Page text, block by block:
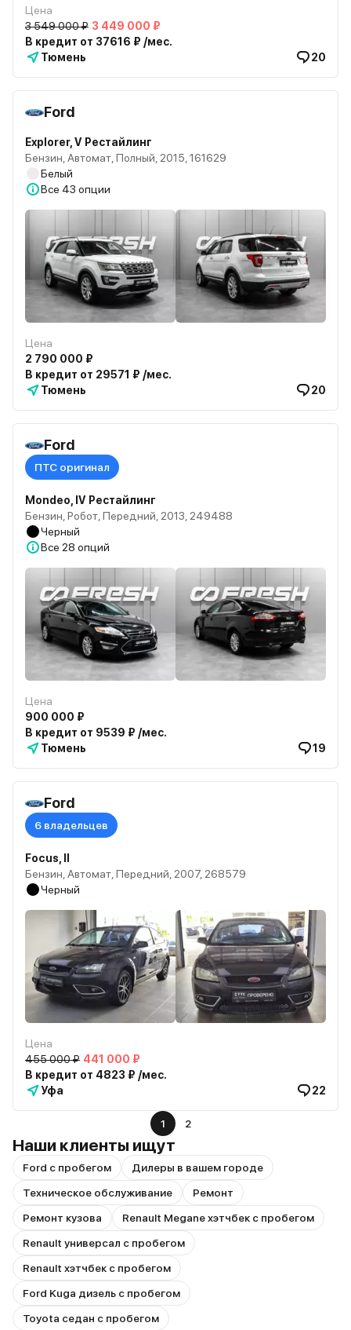
Цена
3 549 000 ₽ 3 449 000 ₽
В кредит от 37616 ₽ /мес.
Тюмень
20
Ford
Explorer, V Рестайлинг
Бензин, Автомат, Полный, 2015, 161629
Белый
Все 43 опции
Цена
2 790 000 ₽
В кредит от 29571 ₽ /мес.
Тюмень
20
Ford
ПТС оригинал
Mondeo, IV Рестайлинг
Бензин, Робот, Передний, 2013, 249488
Черный
Все 28 опций
Цена
900 000 ₽
В кредит от 9539 ₽ /мес.
Тюмень
19
Ford
6 владельцев
Focus, II
Бензин, Автомат, Передний, 2007, 268579
Черный
Цена
455 000 ₽ 441 000 ₽
В кредит от 4823 ₽ /мес.
Уфа
22
1 2
Наши клиенты ищут
Ford с пробегом
Дилеры в вашем городе
Техническое обслуживание
Ремонт
Ремонт кузова
Renault Megane хэтчбек с пробегом
Renault универсал с пробегом
Renault хэтчбек с пробегом
Ford Kuga дизель с пробегом
Toyota седан с пробегом